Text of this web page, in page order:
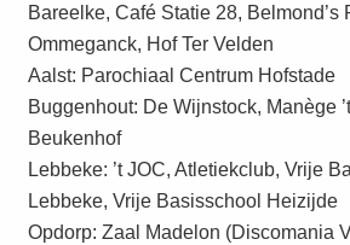
Bareelke, Café Statie 28, Belmond’s
Ommeganck, Hof Ter Velden
Aalst: Parochiaal Centrum Hofstade
Buggenhout: De Wijnstock, Manège
Beukenhof
Lebbeke: ’t JOC, Atletiekclub, Vrije
Lebbeke, Vrije Basisschool Heizijde
Opdorp: Zaal Madelon (Discomania